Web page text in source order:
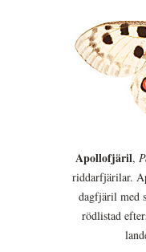
Apollofjäril,
riddarfjärilar.
dagfjäril med
rödlistad